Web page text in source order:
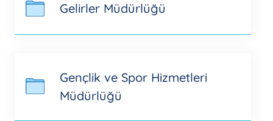
Gelirler Müdürlüğü
Gençlik ve Spor Hizmetleri
Müdürlüğü